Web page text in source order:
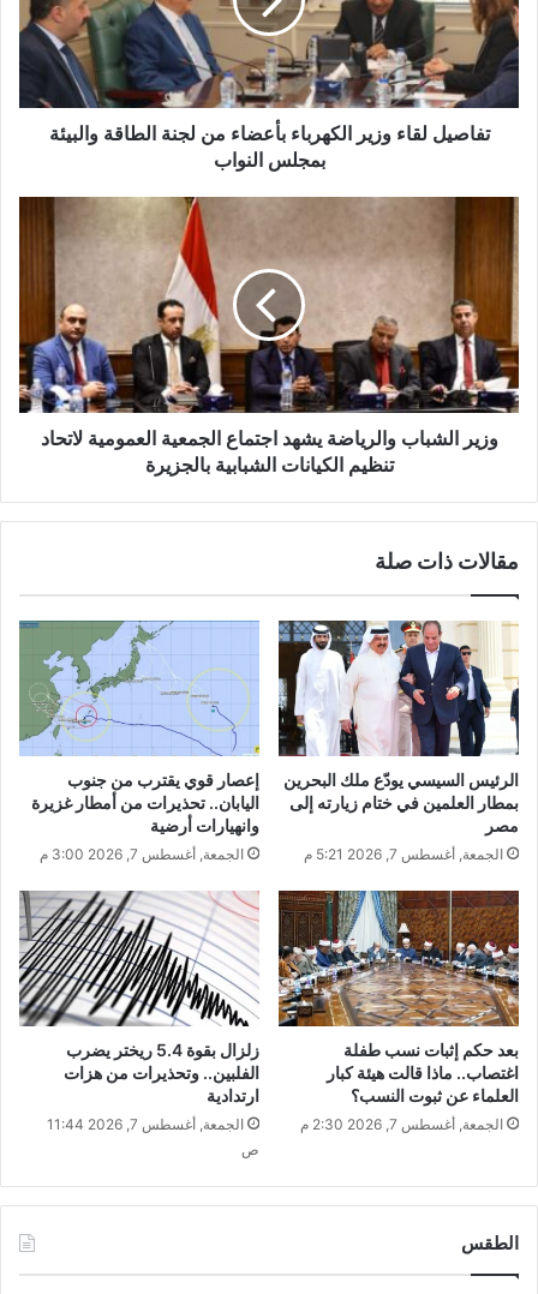
ل
ك
تفاصيل لقاء وزير الكهرباء بأعضاء من لجنة الطاقة والبيئة
بمجلس النواب
وزير الشباب والرياضة يشهد اجتماع الجمعية العمومية لاتحاد
تنظيم الكيانات الشبابية بالجزيرة
مقالات ذات صلة
الرئيس السيسي يودّع ملك البحرين
بمطار العلمين في ختام زيارته إلى
مصر
الجمعة, أغسطس 7, 2026 5:21 م
إعصار قوي يقترب من جنوب
اليابان.. تحذيرات من أمطار غزيرة
وانهيارات أرضية
الجمعة, أغسطس 7, 2026 3:00 م
بعد حكم إثبات نسب طفلة
اغتصاب.. ماذا قالت هيئة كبار
العلماء عن ثبوت النسب؟
الجمعة, أغسطس 7, 2026 2:30 م
زلزال بقوة 5.4 ريختر يضرب
الفلبين.. وتحذيرات من هزات
ارتدادية
الجمعة, أغسطس 7, 2026 11:44
ص
الطقس